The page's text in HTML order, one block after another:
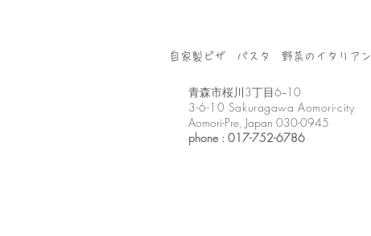
自家製ピザ パスタ 野菜のイタリアン
​青森市桜川3丁目6−10
3-6-10 Sakuragawa Aomori-city
Aomori-Pre, Japan 030-0945
phone : 017-752-6786​